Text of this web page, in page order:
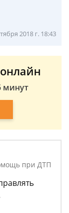
2018 г. 18:43
минут
при ДТП